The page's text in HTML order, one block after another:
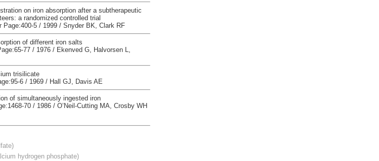
on iron absorption after a subtherapeutic
a randomized controlled trial
5 / 1999 / Snyder BK, Clark RF
of different iron salts
77 / 1976 / Ekenved G, Halvorsen L,
trisilicate
6 / 1969 / Hall GJ, Davis AE
of simultaneously ingested iron
70 / 1986 / O’Neil-Cutting MA, Crosby WH
hydrogen phosphate)